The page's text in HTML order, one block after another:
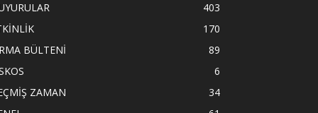
403
170
BÜLTENİ
89
6
ZAMAN
34